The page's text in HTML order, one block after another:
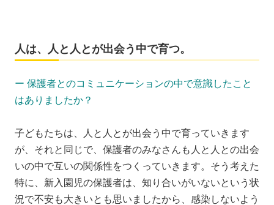
人は、人と人とが出会う中で育つ。
ー 保護者とのコミュニケーションの中で意識したこと
はありましたか？
子どもたちは、人と人とが出会う中で育っていきます
が、それと同じで、保護者のみなさんも人と人との出会
いの中で互いの関係性をつくっていきます。そう考えた
特に、新入園児の保護者は、知り合いがいないという状
況で不安も大きいとも思いましたから、感染しないよう